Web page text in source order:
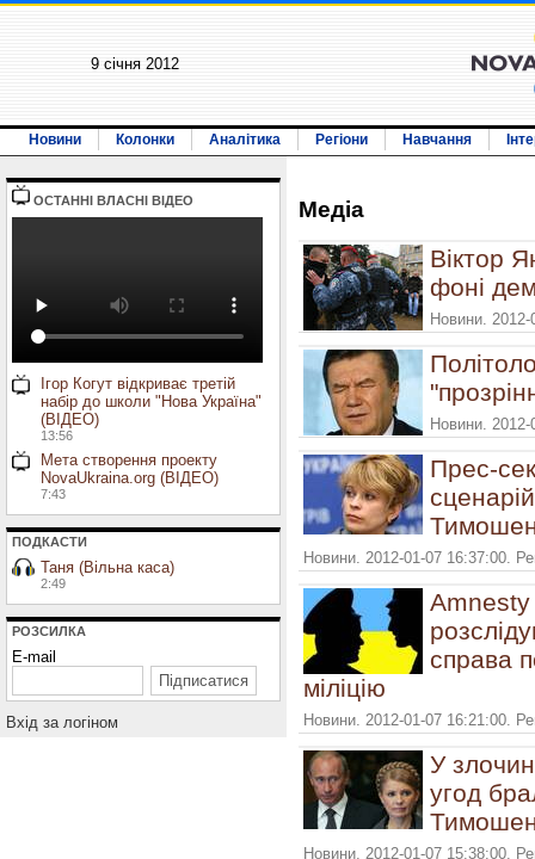
9 січня 2012
Новини Колонки Аналітика Регіони Навчання
ОСТАННI ВЛАСНI ВIДЕО
Ігор Когут відкриває третій
набір до школи "Нова Україна"
(ВІДЕО)
13:56
Мета створення проекту
NovaUkraina.org (ВІДЕО)
7:43
ПОДКАСТИ
Таня (Вільна каса)
2:49
РОЗСИЛКА
E-mail
Вхiд за логiном
Медiа
Віктор
фоні
Новини.
Новини.
Прес-
Новини. 2012-01-07 16:37:00.
Amnesty
справа
міліцію
Новини. 2012-01-07 16:21:00.
У
угод
Новини. 2012-01-07 15:38:00.